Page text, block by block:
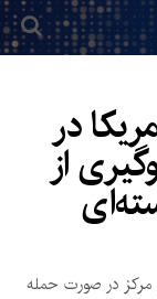
در
از
مرکز در صورت حمله